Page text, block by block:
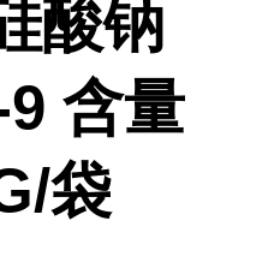
酸钠
含量
袋